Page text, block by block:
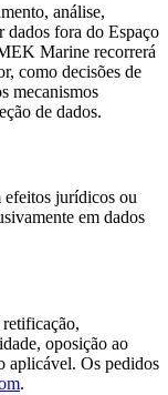
análise,
dados fora do Espaço
Marine recorrerá
como decisões de
mecanismos
de dados.
efeitos jurídicos ou
em dados
oposição ao
aplicável. Os pedidos
.